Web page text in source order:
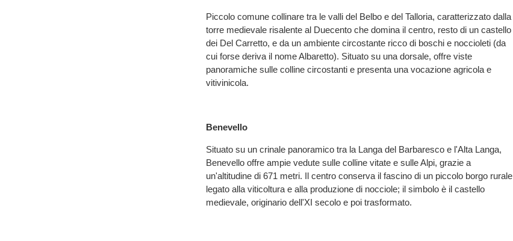
Piccolo comune collinare tra le valli del Belbo e del Talloria, caratterizzato dalla
torre medievale risalente al Duecento che domina il centro, resto di un castello
dei Del Carretto, e da un ambiente circostante ricco di boschi e noccioleti (da
cui forse deriva il nome Albaretto). Situato su una dorsale, offre viste
panoramiche sulle colline circostanti e presenta una vocazione agricola e
vitivinicola.
Benevello
Situato su un crinale panoramico tra la Langa del Barbaresco e l'Alta Langa,
Benevello offre ampie vedute sulle colline vitate e sulle Alpi, grazie a
un'altitudine di 671 metri. Il centro conserva il fascino di un piccolo borgo rurale
legato alla viticoltura e alla produzione di nocciole; il simbolo è il castello
medievale, originario dell'XI secolo e poi trasformato.